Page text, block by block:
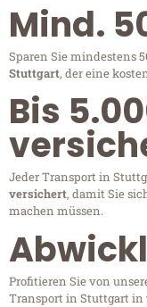
Mind.
Sparen Sie mindestens
Stuttgart, der eine
Bis
Jeder Transport in
versichert, damit Sie
machen müssen.
Profitieren Sie von
Transport in Stuttgart in